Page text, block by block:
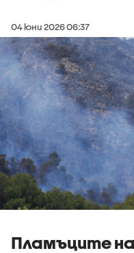
04 юни 2026 06:37
Пламъците